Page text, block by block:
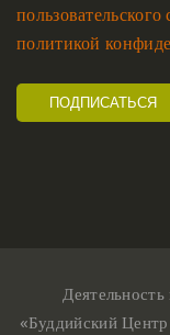
политикой
«Буддийский